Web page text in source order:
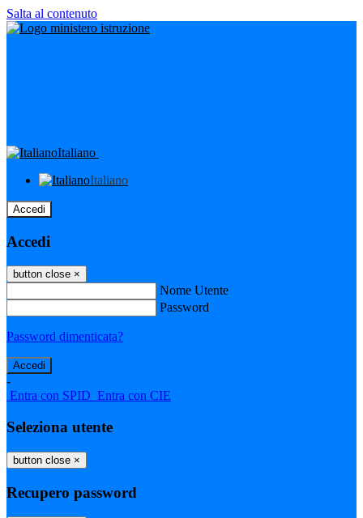
Salta al contenuto
Italiano
Italiano
Accedi
Accedi
button close ×
Nome Utente
Password
Password dimenticata?
-
Entra con SPID Entra con CIE
Seleziona utente
button close ×
Recupero password